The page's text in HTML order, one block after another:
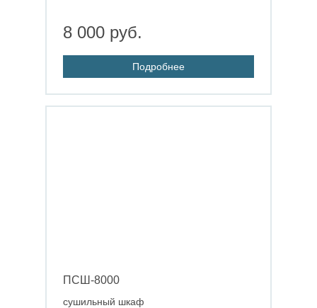
8 000 руб.
Подробнее
ПСШ-8000
сушильный шкаф